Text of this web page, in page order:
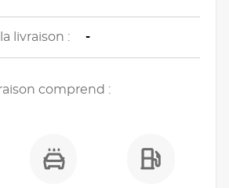
livraison : -
comprend :